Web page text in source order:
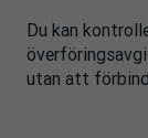
Du kan
utan att